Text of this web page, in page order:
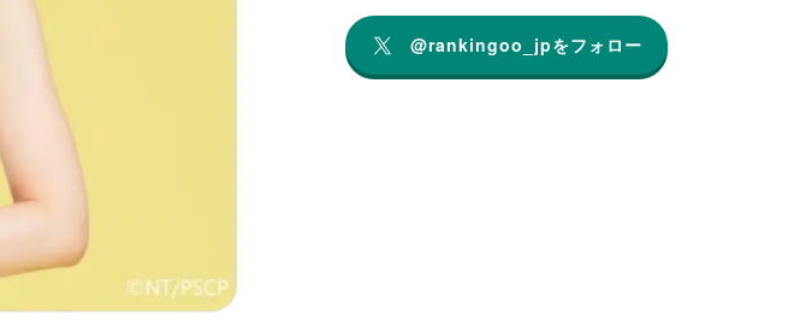
@rankingoo_jpをフォロー